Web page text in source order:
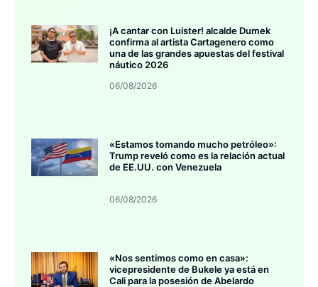
¡A cantar con Luister! alcalde Dumek
confirma al artista Cartagenero como
una de las grandes apuestas del festival
náutico 2026
06/08/2026
«Estamos tomando mucho petróleo»:
Trump reveló como es la relación actual
de EE.UU. con Venezuela
06/08/2026
«Nos sentimos como en casa»:
vicepresidente de Bukele ya está en
Cali para la posesión de Abelardo